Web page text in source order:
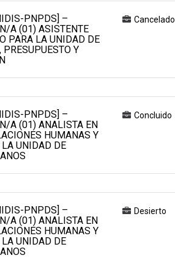
PNPDS] –
A (01) ASISTENTE
PARA LA UNIDAD DE
Y
Cancelado
PNPDS] –
A (01) ANALISTA EN
HUMANAS Y
UNIDAD DE
Concluido
PNPDS] –
A (01) ANALISTA EN
HUMANAS Y
UNIDAD DE
Desierto